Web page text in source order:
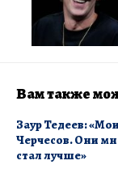
Вам также
Заур Тедеев:
Черчесов. Они
стал лучше»